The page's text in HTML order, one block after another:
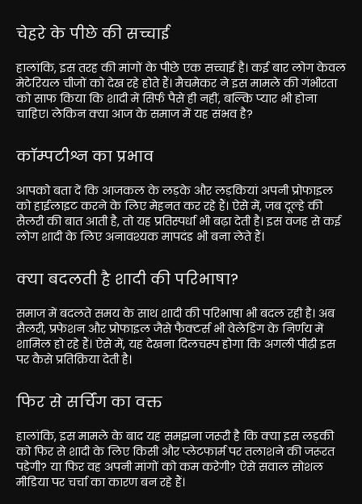
चेहरे के पीछे की सच्चाई
हालांकि, इस तरह की मांगों के पीछे एक सच्चाई है। कई बार लोग केवल
मेटेरियल चीजों को देख रहे होते हैं। मैचमेकर ने इस मामले की गंभीरता
को साफ किया कि शादी में सिर्फ पैसे ही नहीं, बल्कि प्यार भी होना
चाहिए। लेकिन क्या आज के समाज में यह संभव है?
काॅम्पटीश्न का प्रभाव
आपको बता दें कि आजकल के लड़के और लड़कियां अपनी प्रोफाइल
को हाईलाइट करने के लिए मेहनत कर रहे हैं। ऐसे में, जब दूल्हे की
सैलरी की बात आती है, तो यह प्रतिस्पर्धा भी बढ़ा देती है। इस वजह से कई
लोग शादी के लिए अनावश्यक मापदंड भी बना लेते हैं।
क्या बदलती है शादी की परिभाषा?
समाज में बदलते समय के साथ शादी की परिभाषा भी बदल रही है। अब
सैलरी, प्रफेशन और प्रोफाइल जैसे फैक्टर्स भी वेलेडिंग के निर्णय में
शामिल हो रहे हैं। ऐसे में, यह देखना दिलचस्प होगा कि अगली पीढ़ी इस
पर कैसे प्रतिक्रिया देती है।
फिर से सर्चिंग का वक्त
हालांकि, इस मामले के बाद यह समझना जरूरी है कि क्या इस लड़की
को फिर से शादी के लिए किसी और प्लेटफार्म पर तलाशने की जरूरत
पड़ेगी? या फिर वह अपनी मांगों को कम करेगी? ऐसे सवाल सोशल
मीडिया पर चर्चा का कारण बन रहे हैं।